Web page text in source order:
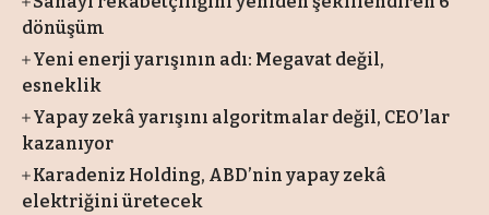
dönüşüm
Yeni enerji yarışının adı: Megavat değil,
esneklik
Yapay zekâ yarışını algoritmalar değil, CEO’lar
kazanıyor
Karadeniz Holding, ABD’nin yapay zekâ
elektriğini üretecek